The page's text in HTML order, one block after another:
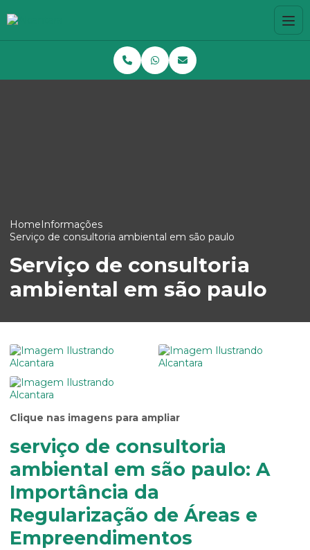
HomeInformações
Serviço de consultoria ambiental em são paulo
Serviço de consultoria
ambiental em são paulo
Clique nas imagens para ampliar
serviço de consultoria
ambiental em são paulo: A
Importância da
Regularização de Áreas e
Empreendimentos